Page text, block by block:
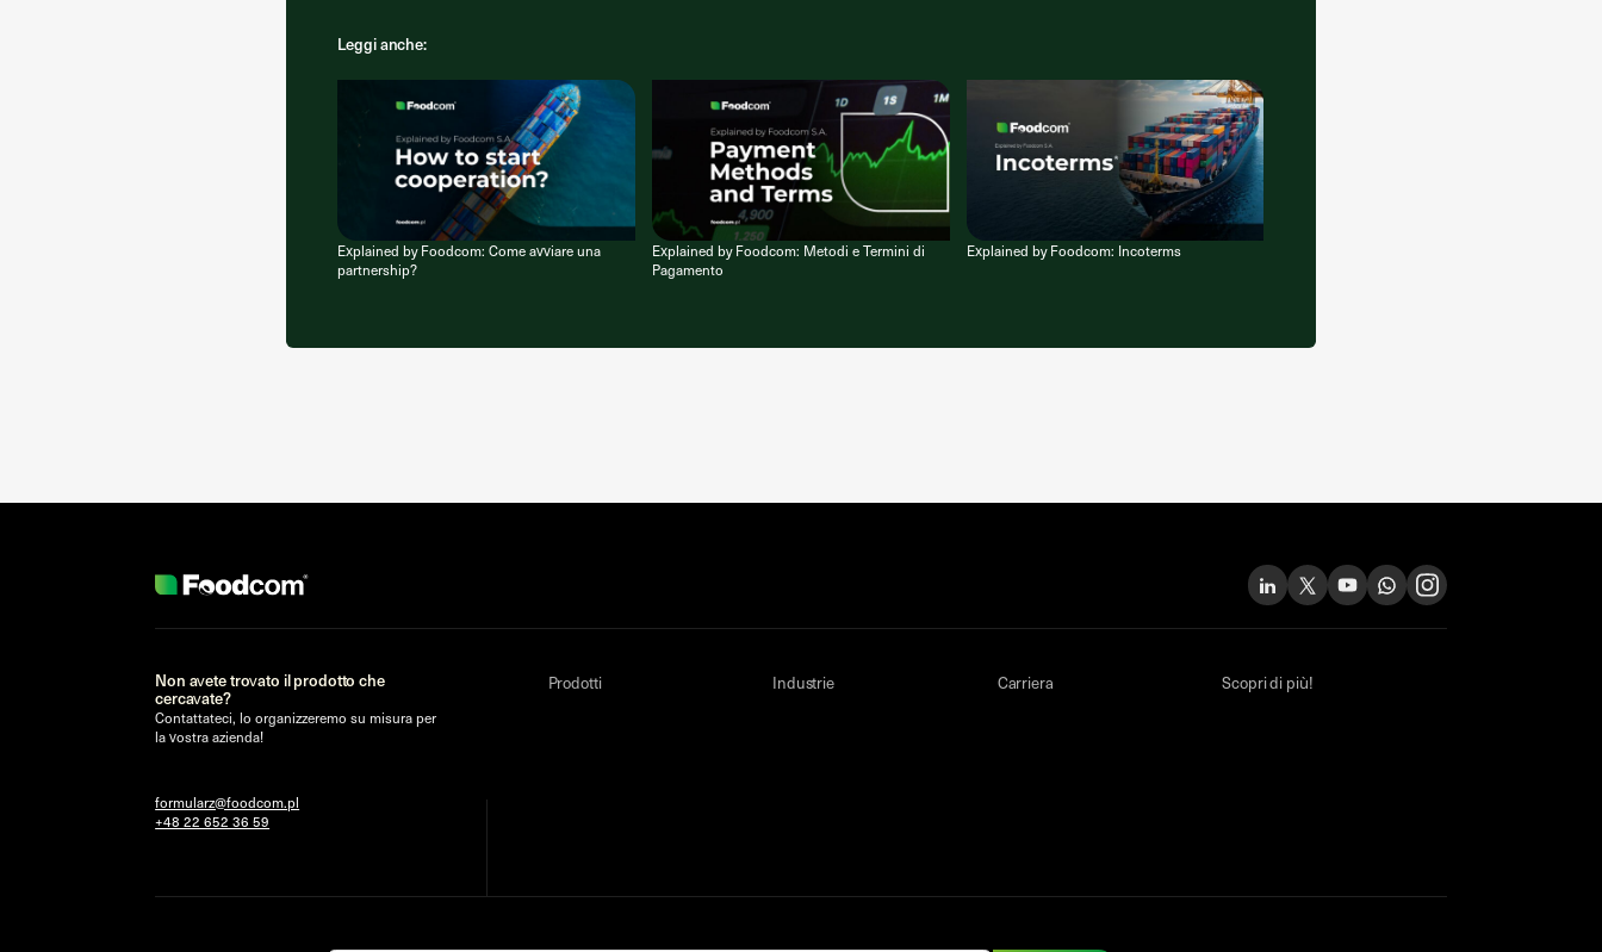
Leggi anche:
Explained by Foodcom: Come avviare una
partnership?
Explained by Foodcom: Metodi e Termini di
Pagamento
Explained by Foodcom: Incoterms
Non avete trovato il prodotto che
cercavate?
Contattateci, lo organizzeremo su misura per
la vostra azienda!
formularz@foodcom.pl
+48 22 652 36 59
Prodotti Industrie Carriera Scopri di più!